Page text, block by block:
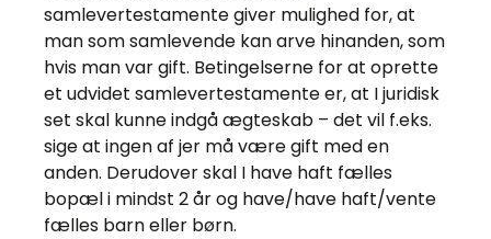
samlevertestamente giver mulighed for, at
man som samlevende kan arve hinanden, som
hvis man var gift. Betingelserne for at oprette
et udvidet samlevertestamente er, at I juridisk
set skal kunne indgå ægteskab – det vil f.eks.
sige at ingen af jer må være gift med en
anden. Derudover skal I have haft fælles
bopæl i mindst 2 år og have/have haft/vente
fælles barn eller børn.